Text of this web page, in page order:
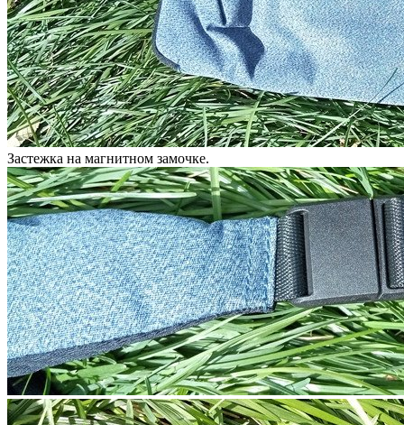
Застежка на магнитном замочке.